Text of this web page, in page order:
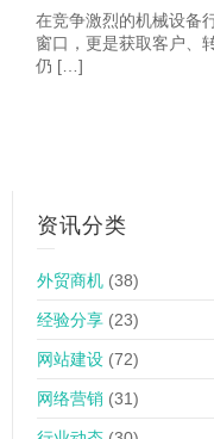
在竞争激烈的机械设备
窗口，更是获取客户、
仍 […]
资讯分类
外贸商机 (38)
经验分享 (23)
网站建设 (72)
网络营销 (31)